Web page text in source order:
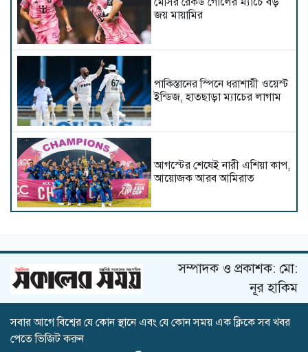
জয় মায়ামির
পাকিস্তানের স্পিনে ধরাশায়ী ওয়েস্ট
ইন্ডিজ, হাতছাড়া ম্যাচের লাগাম
আগস্টের শেষেই নারী এশিয়া কাপ,
আয়োজক আরব আমিরাত
নেইমারকে বিশ্বকাপের দলে নেওয়া
সম্পাদক ও প্রকাশক: মো:
নূর হাকিম
সবার আগে বিশ্বের যে কোন স্থানে এবং যে কোন সময় এক ক্লিকে সব খবর
পেতে ভিজিট করুন